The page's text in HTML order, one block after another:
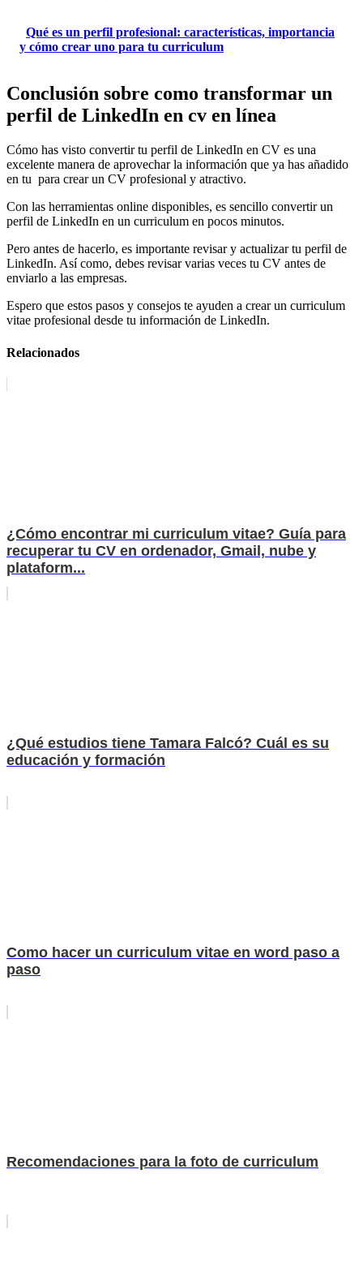
Qué es un perfil profesional: características, importancia
y cómo crear uno para tu curriculum
Conclusión sobre como transformar un
perfil de LinkedIn en cv en línea
Cómo has visto convertir tu perfil de LinkedIn en CV es una
excelente manera de aprovechar la información que ya has añadido
en tu para crear un CV profesional y atractivo.
Con las herramientas online disponibles, es sencillo convertir un
perfil de LinkedIn en un curriculum en pocos minutos.
Pero antes de hacerlo, es importante revisar y actualizar tu perfil de
LinkedIn. Así como, debes revisar varias veces tu CV antes de
enviarlo a las empresas.
Espero que estos pasos y consejos te ayuden a crear un curriculum
vitae profesional desde tu información de LinkedIn.
Relacionados
¿Cómo encontrar mi curriculum vitae? Guía para
recuperar tu CV en ordenador, Gmail, nube y
plataform...
¿Qué estudios tiene Tamara Falcó? Cuál es su
educación y formación
Como hacer un curriculum vitae en word paso a
paso
Recomendaciones para la foto de curriculum